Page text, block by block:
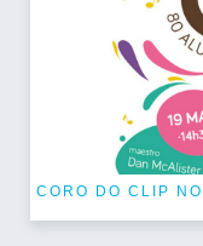
CORO DO CLIP